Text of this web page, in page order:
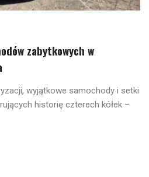
zabytkowych w
wyjątkowe samochody i setki
historię czterech kółek –